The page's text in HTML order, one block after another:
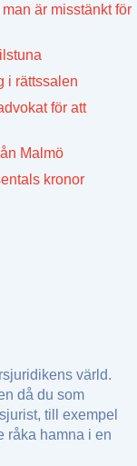
är misstänkt för
i rättssalen
för att
Malmö
kronor
värld.
då du som
till exempel
råka hamna i en